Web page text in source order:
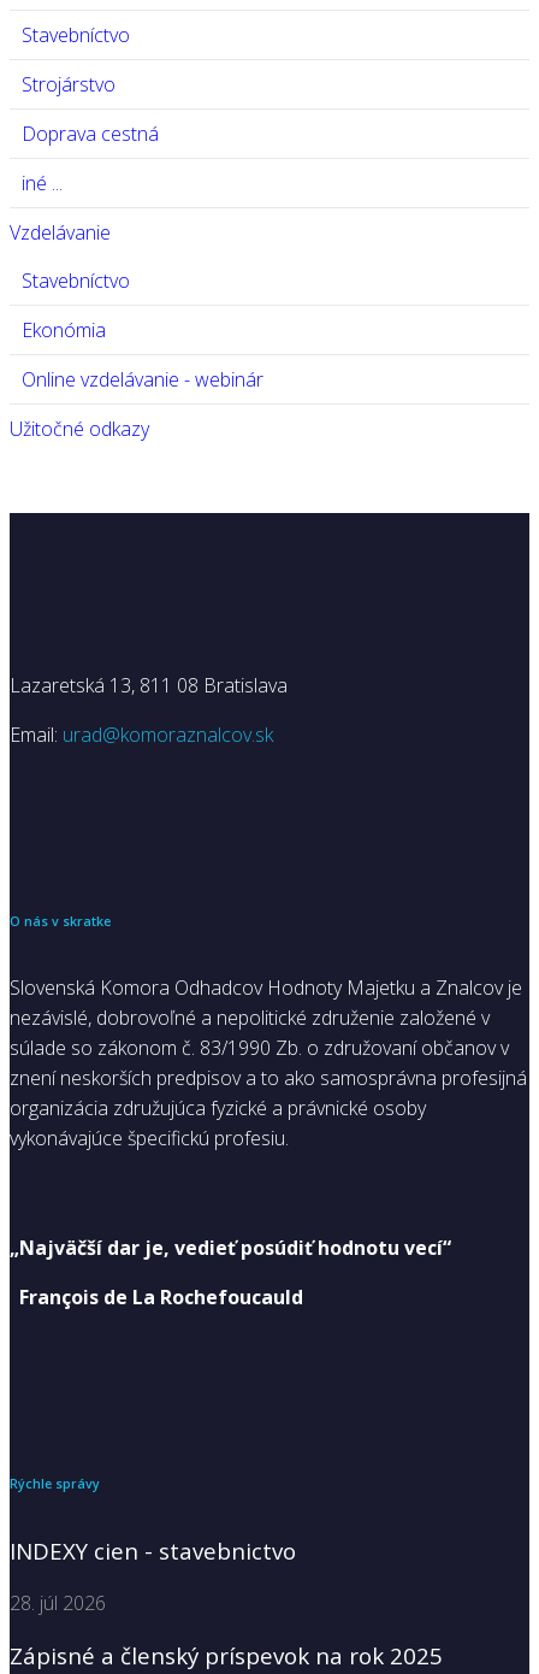
Stavebníctvo
Strojárstvo
Doprava cestná
iné ...
Vzdelávanie
Stavebníctvo
Ekonómia
Online vzdelávanie - webinár
Užitočné odkazy
Lazaretská 13, 811 08 Bratislava
Email: urad@komoraznalcov.sk
O nás v skratke
Slovenská Komora Odhadcov Hodnoty Majetku a Znalcov je
nezávislé, dobrovoľné a nepolitické združenie založené v
súlade so zákonom č. 83/1990 Zb. o združovaní občanov v
znení neskorších predpisov a to ako samosprávna profesijná
organizácia združujúca fyzické a právnické osoby
vykonávajúce špecifickú profesiu.
„Najväčší dar je, vedieť posúdiť hodnotu vecí“
François de La Rochefoucauld
Rýchle správy
INDEXY cien - stavebnictvo
28. júl 2026
Zápisné a členský príspevok na rok 2025